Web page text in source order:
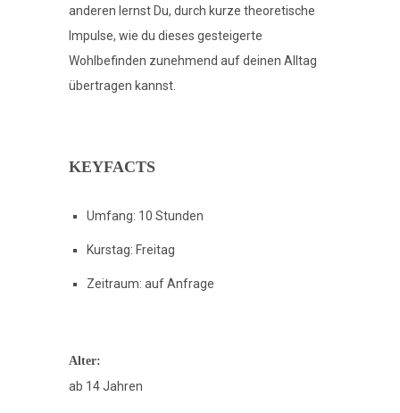
anderen lernst Du, durch kurze theoretische
Impulse, wie du dieses gesteigerte
Wohlbefinden zunehmend auf deinen Alltag
übertragen kannst.
KEYFACTS
Umfang: 10 Stunden
Kurstag: Freitag
Zeitraum: auf Anfrage
Alter:
ab 14 Jahren